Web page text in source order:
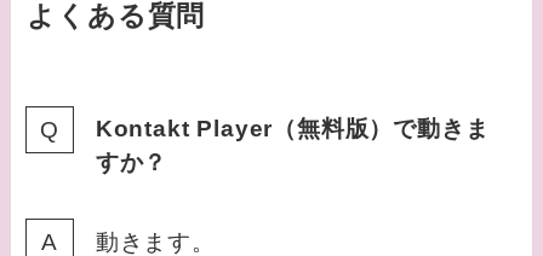
よくある質問
Kontakt Player（無料版）で動きま
すか？
動きます。